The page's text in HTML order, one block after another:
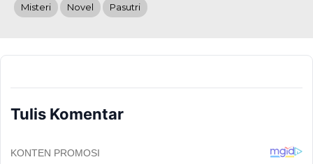
Misteri Novel Pasutri
Tulis Komentar